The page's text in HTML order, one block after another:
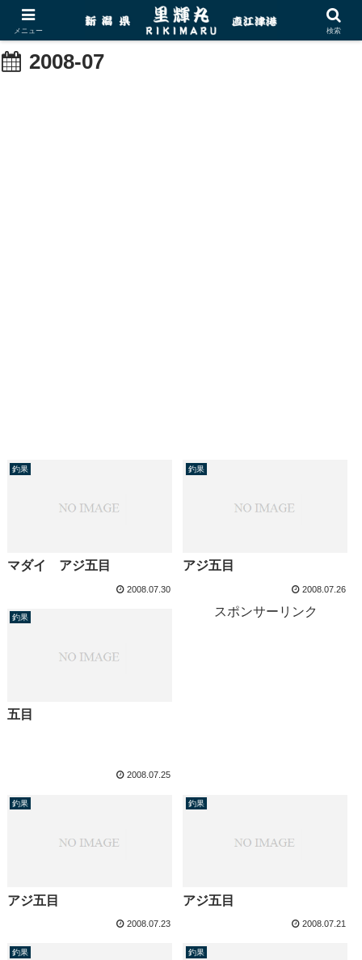
2008-07
釣果
マダイ アジ五目
2008.07.30
釣果
アジ五目
2008.07.26
釣果
五目
2008.07.25
スポンサーリンク
釣果
アジ五目
2008.07.23
釣果
アジ五目
2008.07.21
釣果 釣果
メニュー 検索